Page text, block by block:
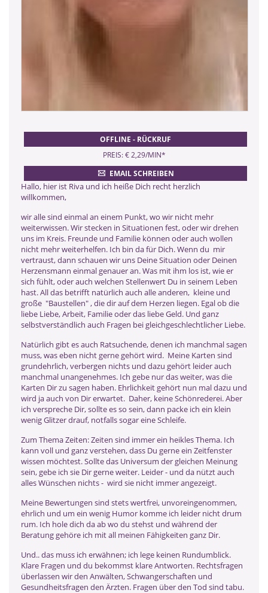
OFFLINE - RÜCKRUF
PREIS: € 2,29/MIN*
EMAIL SCHREIBEN
Hallo, hier ist Riva und ich heiße Dich recht herzlich
willkommen,
wir alle sind einmal an einem Punkt, wo wir nicht mehr
weiterwissen. Wir stecken in Situationen fest, oder wir drehen
uns im Kreis. Freunde und Familie können oder auch wollen
nicht mehr weiterhelfen. Ich bin da für Dich. Wenn du mir
vertraust, dann schauen wir uns Deine Situation oder Deinen
Herzensmann einmal genauer an. Was mit ihm los ist, wie er
sich fühlt, oder auch welchen Stellenwert Du in seinem Leben
hast. All das betrifft natürlich auch alle anderen, kleine und
große "Baustellen" , die dir auf dem Herzen liegen. Egal ob die
liebe Liebe, Arbeit, Familie oder das liebe Geld. Und ganz
selbstverständlich auch Fragen bei gleichgeschlechtlicher Liebe.
Natürlich gibt es auch Ratsuchende, denen ich manchmal sagen
muss, was eben nicht gerne gehört wird. Meine Karten sind
grundehrlich, verbergen nichts und dazu gehört leider auch
manchmal unangenehmes. Ich gebe nur das weiter, was die
Karten Dir zu sagen haben. Ehrlichkeit gehört nun mal dazu und
wird ja auch von Dir erwartet. Daher, keine Schönrederei. Aber
ich verspreche Dir, sollte es so sein, dann packe ich ein klein
wenig Glitzer drauf, notfalls sogar eine Schleife.
Zum Thema Zeiten: Zeiten sind immer ein heikles Thema. Ich
kann voll und ganz verstehen, dass Du gerne ein Zeitfenster
wissen möchtest. Sollte das Universum der gleichen Meinung
sein, gebe ich sie Dir gerne weiter. Leider - und da nützt auch
alles Wünschen nichts - wird sie nicht immer angezeigt.
Meine Bewertungen sind stets wertfrei, unvoreingenommen,
ehrlich und um ein wenig Humor komme ich leider nicht drum
rum. Ich hole dich da ab wo du stehst und während der
Beratung gehöre ich mit all meinen Fähigkeiten ganz Dir.
Und.. das muss ich erwähnen; ich lege keinen Rundumblick.
Klare Fragen und du bekommst klare Antworten. Rechtsfragen
überlassen wir den Anwälten, Schwangerschaften und
Gesundheitsfragen den Ärzten. Fragen über den Tod sind tabu.